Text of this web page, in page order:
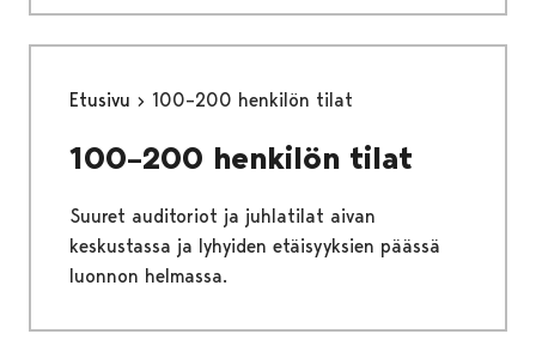
Etusivu 100–200 henkilön tilat
100–200 henkilön tilat
Suuret auditoriot ja juhlatilat aivan
keskustassa ja lyhyiden etäisyyksien päässä
luonnon helmassa.